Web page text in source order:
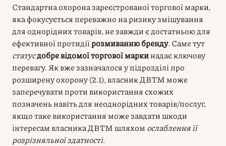
Стандартна охорона зареєстрованої торгової марки,
яка фокусується переважно на ризику змішування
для однорідних товарів, не завжди є достатньою для
ефективної протидіїрозмиванню бренду. Саме тут
статусдобре відомої торгової маркинадає ключову
перевагу. Як вже зазначалося у підрозділі про
розширену охорону (2.1), власник ДВТМ може
заперечувати проти використання схожих
позначень навіть для неоднорідних товарів/послуг,
якщо таке використання може завдати шкоди
інтересам власника ДВТМ шляхом ослаблення її
розрізняльної здатності.